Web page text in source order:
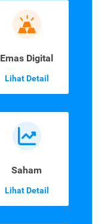
Emas Digital
Lihat Detail
Saham
Lihat Detail